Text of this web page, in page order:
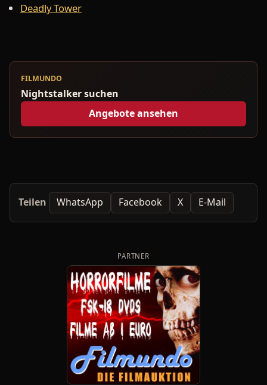
Deadly Tower
FILMUNDO
Nightstalker suchen
Angebote ansehen
Teilen WhatsApp Facebook X E-Mail
PARTNER